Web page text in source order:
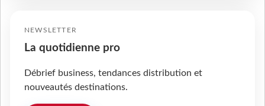
NEWSLETTER
La quotidienne pro
Débrief business, tendances distribution et
nouveautés destinations.